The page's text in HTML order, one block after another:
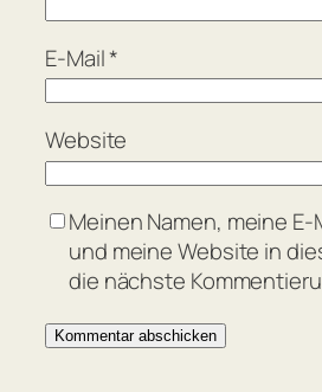
E-Mail*
Website
Meinen Namen, meine
und meine Website in
die nächste